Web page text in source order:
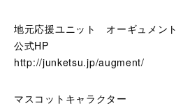
地元応援ユニット オーギュメント
公式HP
http://junketsu.jp/augment/
マスコットキャラクター